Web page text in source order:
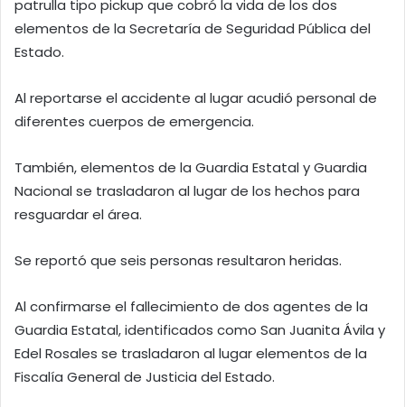
patrulla tipo pickup que cobró la vida de los dos
elementos de la Secretaría de Seguridad Pública del
Estado.
Al reportarse el accidente al lugar acudió personal de
diferentes cuerpos de emergencia.
También, elementos de la Guardia Estatal y Guardia
Nacional se trasladaron al lugar de los hechos para
resguardar el área.
Se reportó que seis personas resultaron heridas.
Al confirmarse el fallecimiento de dos agentes de la
Guardia Estatal, identificados como San Juanita Ávila y
Edel Rosales se trasladaron al lugar elementos de la
Fiscalía General de Justicia del Estado.